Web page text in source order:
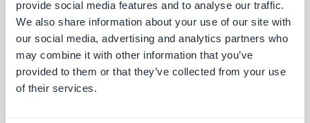
provide social media features and to analyse our traffic.
We also share information about your use of our site with
our social media, advertising and analytics partners who
may combine it with other information that you’ve
provided to them or that they’ve collected from your use
of their services.
seine Kunden war, um den richtigen Anbieter
anhand des Standorts zu finden, indem er die
Geofencing-Funktion in einer App nutzte. Obwohl
er sein Unternehmen 2018 schloss, waren seine